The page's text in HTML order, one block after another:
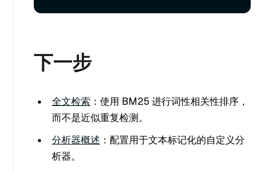
下一步
全文检索 ：使用 BM25 进行词性相关性排序，
而不是近似重复检测。
分析器概述 ：配置用于文本标记化的自定义分
析器。